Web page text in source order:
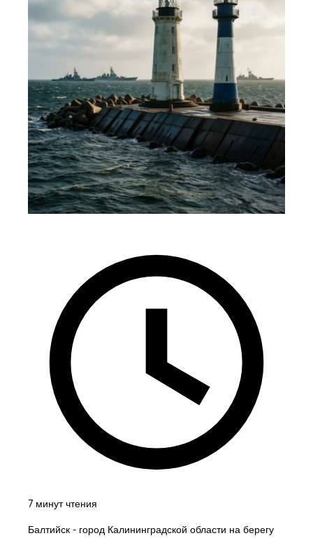
7 минут чтения
Балтийск - город Калининградской области на берегу